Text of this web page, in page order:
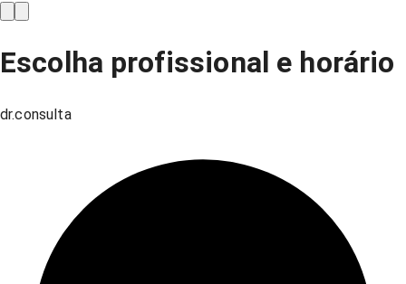
Escolha profissional e horário
dr.consulta